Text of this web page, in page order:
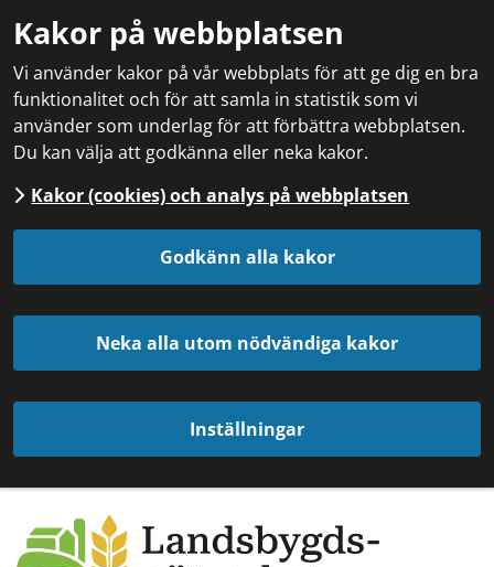
Kakor på webbplatsen
Vi använder kakor på vår webbplats för att ge dig en bra
funktionalitet och för att samla in statistik som vi
använder som underlag för att förbättra webbplatsen.
Du kan välja att godkänna eller neka kakor.
Kakor (cookies) och analys på webbplatsen
Godkänn alla kakor
Neka alla utom nödvändiga kakor
Inställningar